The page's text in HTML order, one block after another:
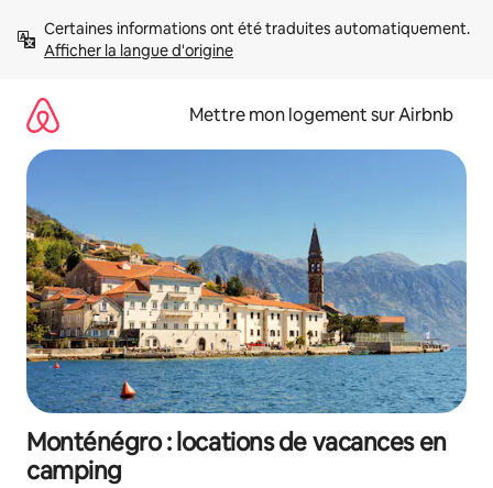
directement
Afficher la langue d'origine
Mettre mon logement sur Airbnb
Monténégro : locations de vacances en
camping